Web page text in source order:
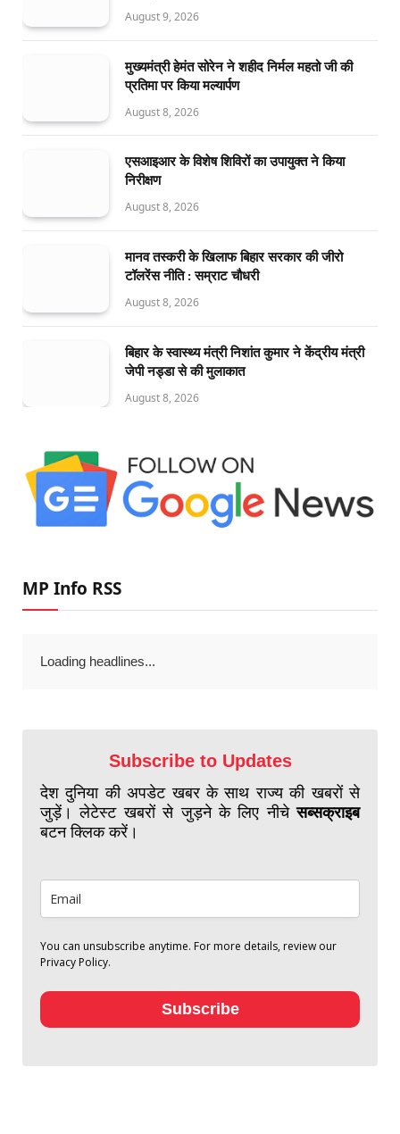
August 9, 2026
मुख्यमंत्री हेमंत सोरेन ने शहीद निर्मल महतो जी की
प्रतिमा पर किया मल्यार्पण
August 8, 2026
एसआइआर के विशेष शिविरों का उपायुक्त ने किया
निरीक्षण
August 8, 2026
मानव तस्करी के खिलाफ बिहार सरकार की जीरो
टॉलरेंस नीति : सम्राट चौधरी
August 8, 2026
बिहार के स्वास्थ्य मंत्री निशांत कुमार ने केंद्रीय मंत्री
जेपी नड्डा से की मुलाकात
August 8, 2026
MP Info RSS
Loading headlines...
Subscribe to Updates
देश दुनिया की अपडेट खबर के साथ राज्य की खबरों से
जुड़ें। लेटेस्ट खबरों से जुड़ने के लिए नीचेसब्सक्राइब
बटन क्लिक करें।
You can unsubscribe anytime. For more details, review our
Privacy Policy.
Subscribe